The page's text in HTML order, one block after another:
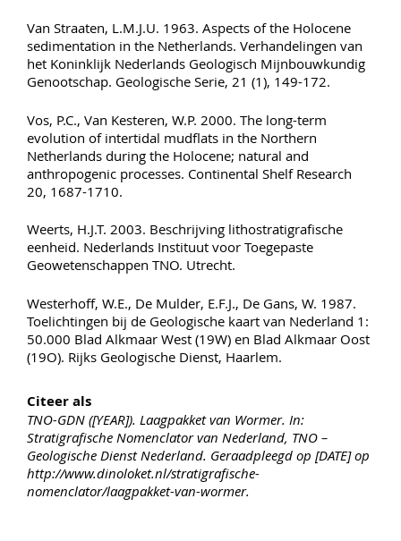
Van Straaten, L.M.J.U. 1963. Aspects of the Holocene
sedimentation in the Netherlands. Verhandelingen van
het Koninklijk Nederlands Geologisch Mijnbouwkundig
Genootschap. Geologische Serie, 21 (1), 149-172.
Vos, P.C., Van Kesteren, W.P. 2000. The long-term
evolution of intertidal mudﬂats in the Northern
Netherlands during the Holocene; natural and
anthropogenic processes. Continental Shelf Research
20, 1687-1710.
Weerts, H.J.T. 2003. Beschrijving lithostratigrafische
eenheid. Nederlands Instituut voor Toegepaste
Geowetenschappen TNO. Utrecht.
Westerhoff, W.E., De Mulder, E.F.J., De Gans, W. 1987.
Toelichtingen bij de Geologische kaart van Nederland 1:
50.000 Blad Alkmaar West (19W) en Blad Alkmaar Oost
(19O). Rijks Geologische Dienst, Haarlem.
Citeer als
TNO-GDN ([YEAR]). Laagpakket van Wormer. In:
Stratigrafische Nomenclator van Nederland, TNO –
Geologische Dienst Nederland. Geraadpleegd op [DATE] op
http://www.dinoloket.nl/stratigrafische-
nomenclator/laagpakket-van-wormer.